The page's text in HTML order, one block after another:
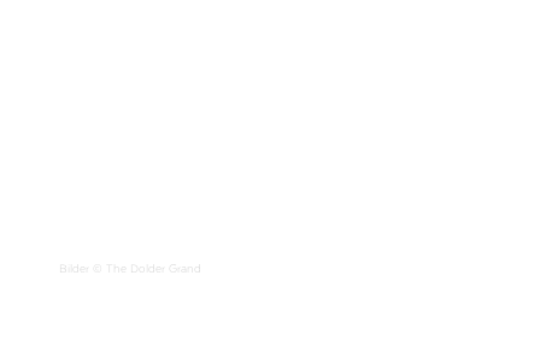
Bilder © The Dolder Grand